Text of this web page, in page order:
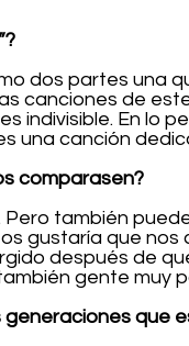
dos partes una
canciones de
indivisible. En lo
una canción
comparasen?
también
gustaría que
después de
gente muy
que